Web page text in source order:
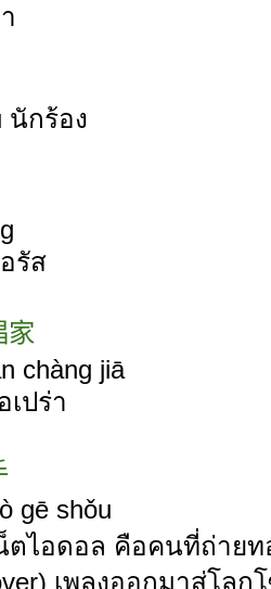
นักร้อง
รัส
家
chàng jiā
เปร่า
gē shǒu
ตไอดอล คือคนที่ถ่าย
เพลงออกมาสู่โลก